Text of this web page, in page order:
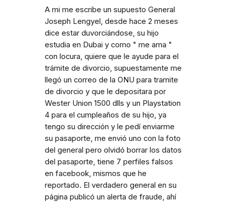
A mi me escribe un supuesto General
Joseph Lengyel, desde hace 2 meses
dice estar duvorciándose, su hijo
estudia en Dubai y como " me ama "
con locura, quiere que le ayude para el
trámite de divorcio, supuestamente me
llegó un correo de la ONU para tramite
de divorcio y que le depositara por
Wester Union 1500 dlls y un Playstation
4 para el cumpleaños de su hijo, ya
tengo su dirección y le pedí enviarme
su pasaporte, me envió uno con la foto
del general pero olvidó borrar los datos
del pasaporte, tiene 7 perfiles falsos
en facebook, mismos que he
reportado. El verdadero general en su
página publicó un alerta de fraude, ahí